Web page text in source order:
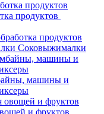
продуктов
продуктов
Соковыжималки
машины и
и фруктов